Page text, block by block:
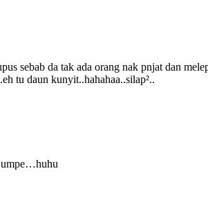
sebab da tak ada orang nak pnjat dan
tu daun kunyit..hahahaa..silap²..